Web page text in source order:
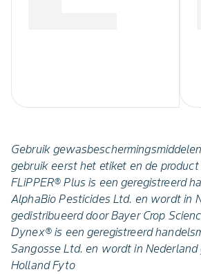
Gebruik
gebruik eerst het etiket en de product
FLiPPER® Plus is een geregistreerd
AlphaBio Pesticides Ltd. en wordt in
gedistribueerd door Bayer Crop
Dynex® is een geregistreerd
Sangosse Ltd. en wordt in
Holland Fyto